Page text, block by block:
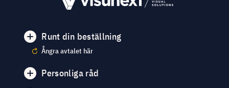
Runt din beställning
Ångra avtalet här
Personliga råd